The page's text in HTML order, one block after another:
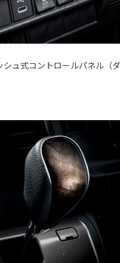
シュ式コントロールパネル（